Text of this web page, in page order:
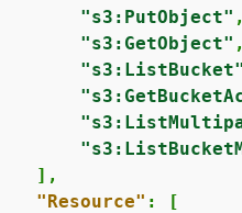
"s3:PutObject" ,
"s3:GetObject" ,
"s3:ListBucket"
],
"Resource" : [